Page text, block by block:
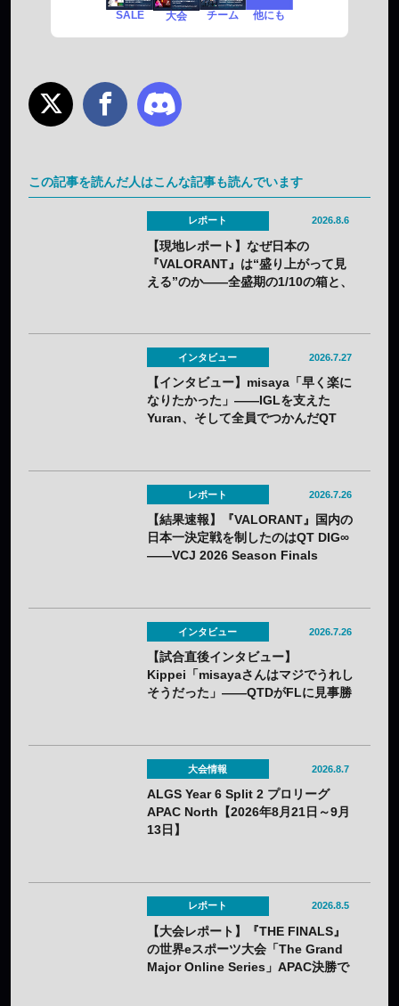
SALE 大会 チーム 他にも
この記事を読んだ人はこんな記事も読んでいます
レポート 2026.8.6
【現地レポート】なぜ日本の
『VALORANT』は“盛り上がって見
える”のか——全盛期の1/10の箱と、
インタビュー 2026.7.27
【インタビュー】misaya「早く楽に
なりたかった」——IGLを支えた
Yuran、そして全員でつかんだQT
レポート 2026.7.26
【結果速報】『VALORANT』国内の
日本一決定戦を制したのはQT DIG∞
——VCJ 2026 Season Finals
インタビュー 2026.7.26
【試合直後インタビュー】
Kippei「misayaさんはマジでうれし
そうだった」――QTDがFLに見事勝
大会情報 2026.8.7
ALGS Year 6 Split 2 プロリーグ
APAC North【2026年8月21日～9月
13日】
レポート 2026.8.5
【大会レポート】『THE FINALS』
の世界eスポーツ大会「The Grand
Major Online Series」APAC決勝で